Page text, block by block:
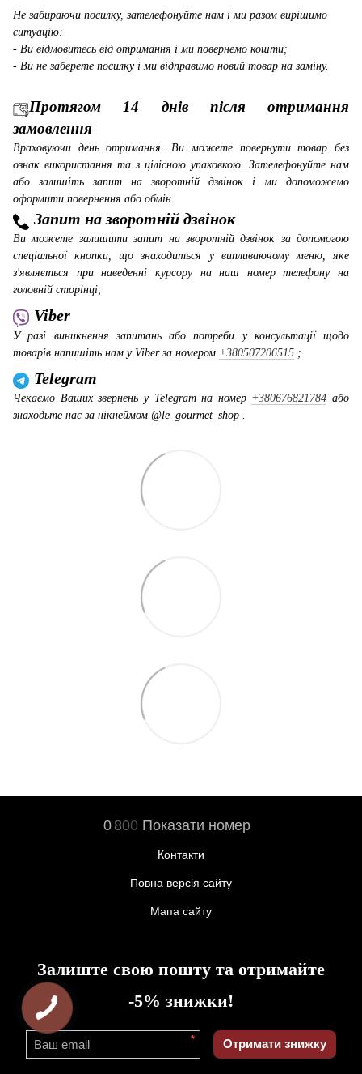
Не забираючи посилку, зателефонуйте нам і ми разом вирішимо
ситуацію:
- Ви відмовитесь від отримання і ми повернемо кошти;
- Ви не заберете посилку і ми відправимо новий товар на заміну.
Протягом 14 днів після отримання
замовлення
Враховуючи день отримання. Ви можете повернути товар без
ознак використання та з цілісною упаковкою. Зателефонуйте нам
або залишіть запит на зворотній дзвінок і ми допоможемо
оформити повернення або обмін.
Запит на зворотній дзвінок
Ви можете залишити запит на зворотній дзвінок за допомогою
спеціальної кнопки, що знаходиться у випливаючому меню, яке
з'являється при наведенні курсору на наш номер телефону на
головній сторінці;
Viber
У разі виникнення запитань або потреби у консультації щодо
товарів напишіть нам у Viber за номером +380507206515 ;
Telegram
Чекаємо Ваших звернень у Telegram на номер +380676821784 або
знаходьте нас за нікнеймом @le_gourmet_shop .
0 800 Показати номер
Контакти
Повна версія сайту
Мапа сайту
Залиште свою пошту та отримайте
-5% знижки!
* Отримати знижку